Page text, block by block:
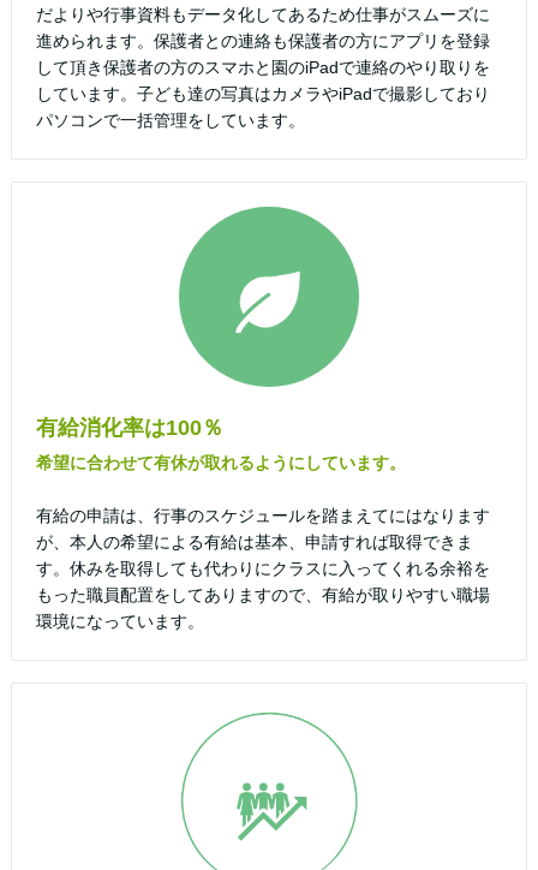
だよりや行事資料もデータ化してあるため仕事がスムーズに
進められます。保護者との連絡も保護者の方にアプリを登録
して頂き保護者の方のスマホと園のiPadで連絡のやり取りを
しています。子ども達の写真はカメラやiPadで撮影しており
パソコンで一括管理をしています。
有給消化率は100％
希望に合わせて有休が取れるようにしています。
有給の申請は、行事のスケジュールを踏まえてにはなります
が、本人の希望による有給は基本、申請すれば取得できま
す。休みを取得しても代わりにクラスに入ってくれる余裕を
もった職員配置をしてありますので、有給が取りやすい職場
環境になっています。